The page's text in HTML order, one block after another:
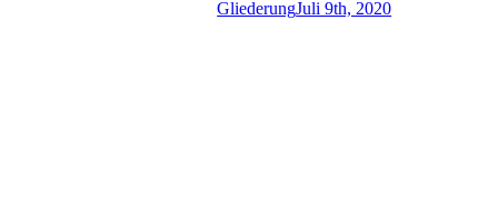
GliederungJuli 9th, 2020